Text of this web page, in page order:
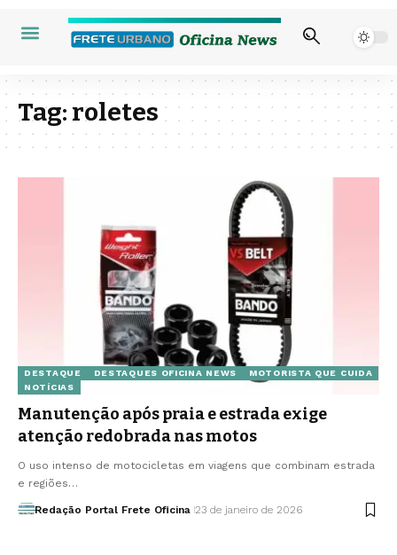
Tag:roletes
DESTAQUE DESTAQUES OFICINA NEWS
MOTORISTA QUE CUIDA
NOTÍCIAS
Manutenção após praia e estrada exige
atenção redobrada nas motos
O uso intenso de motocicletas em viagens que combinam estrada
e regiões…
Redação Portal Frete Oficina 23 de janeiro de 2026